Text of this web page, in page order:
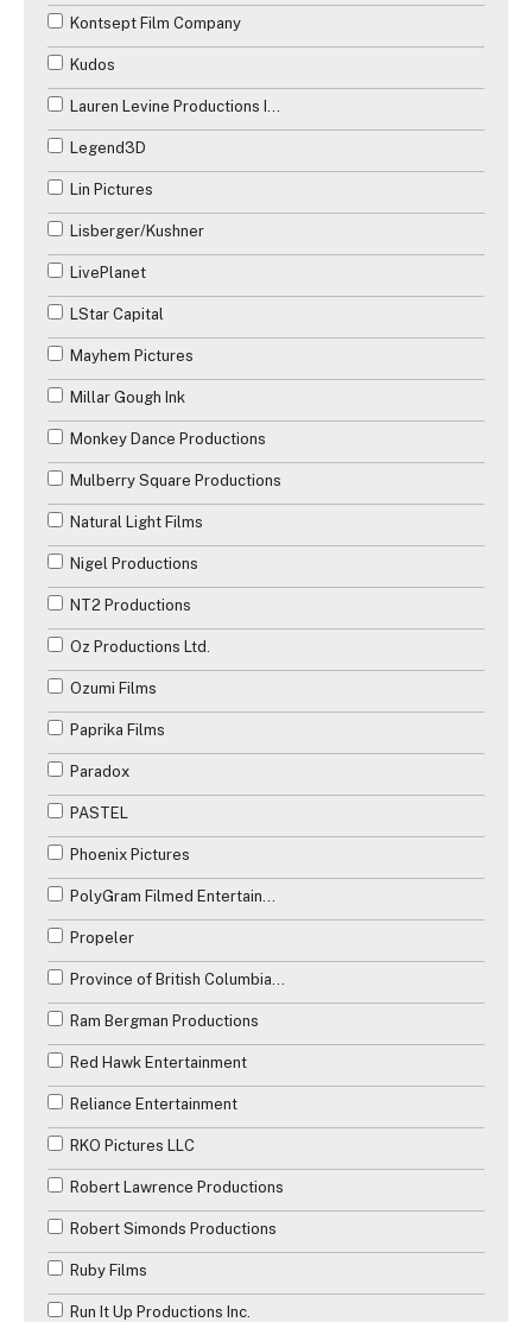
Kontsept Film Company
Kudos
Lauren Levine Productions Inc.
Legend3D
Lin Pictures
Lisberger/Kushner
LivePlanet
LStar Capital
Mayhem Pictures
Millar Gough Ink
Monkey Dance Productions
Mulberry Square Productions
Natural Light Films
Nigel Productions
NT2 Productions
Oz Productions Ltd.
Ozumi Films
Paprika Films
Paradox
PASTEL
Phoenix Pictures
PolyGram Filmed Entertainment
Propeler
Province of British Columbia Production Services Tax Credit
Ram Bergman Productions
Red Hawk Entertainment
Reliance Entertainment
RKO Pictures LLC
Robert Lawrence Productions
Robert Simonds Productions
Ruby Films
Run It Up Productions Inc.